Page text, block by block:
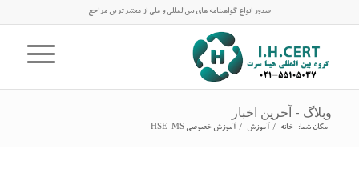
صدور انواع گواهینامه های بین‌المللی و ملی از معتبرترین مراجع
وبلاگ - آخرین اخبار
مکان شما: خانه / آموزش / آموزش خصوصی HSE-MS